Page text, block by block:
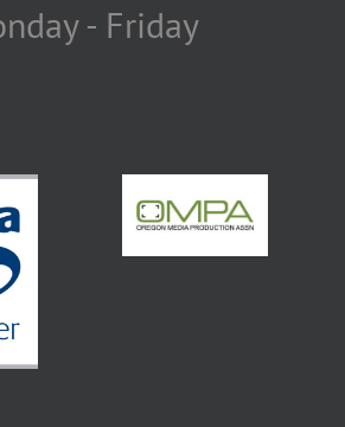
- Friday